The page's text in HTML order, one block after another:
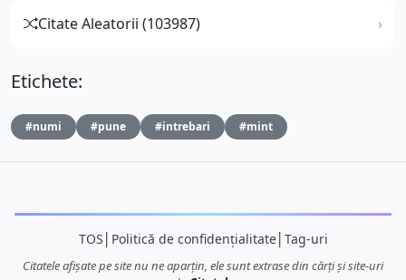
Citate Aleatorii (103987)
Etichete:
#numi #pune #intrebari #mint
TOS Politică de confidențialitate│ Tag-uri
Citatele afișate pe site nu ne aparțin, ele sunt extrase din cărți și site-uri